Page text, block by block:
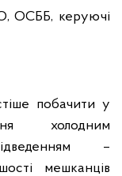
ОСББ, керуючі
побачити у
холодним
–
мешканців